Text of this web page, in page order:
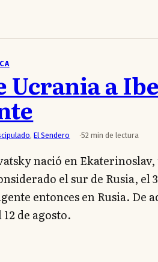
Ucrania a
,El Sendero 52 min de lectura
nació en
el sur de Rusia, el
entonces en Rusia. De
de agosto.